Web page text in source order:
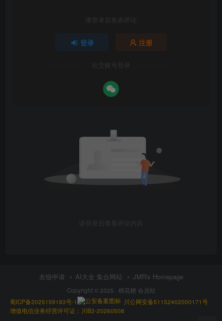
请登录后发表评论
登录 注册
社交账号登录
请登录后查看评论内容
友链申请 AI大全 集合网站 JMR's Homepage
Copyright © 2025 · 棉花糖 会员站
蜀ICP备2025159183号-1
川公网安备51152402000171号
增值电信业务经营许可证：川B2-20260508